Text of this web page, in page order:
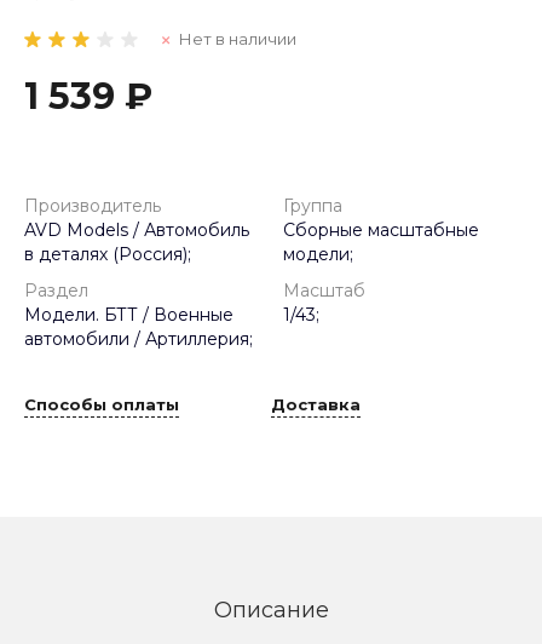
Нет в наличии
1 539 ₽
Производитель
AVD Models / Автомобиль
в деталях (Россия);
Группа
Сборные масштабные
модели;
Раздел
Модели. БТТ / Военные
автомобили / Артиллерия;
Масштаб
1/43;
Способы оплаты Доставка
Описание